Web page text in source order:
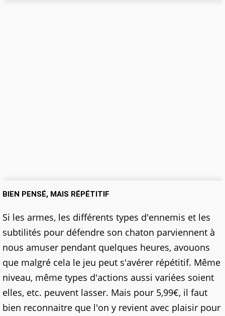
BIEN PENSÉ, MAIS RÉPÉTITIF
Si les armes, les différents types d'ennemis et les
subtilités pour défendre son chaton parviennent à
nous amuser pendant quelques heures, avouons
que malgré cela le jeu peut s'avérer répétitif. Même
niveau, même types d'actions aussi variées soient
elles, etc. peuvent lasser. Mais pour 5,99€, il faut
bien reconnaitre que l'on y revient avec plaisir pour